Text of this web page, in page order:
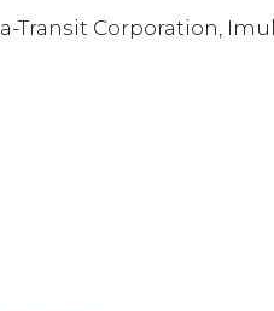
Corporation,